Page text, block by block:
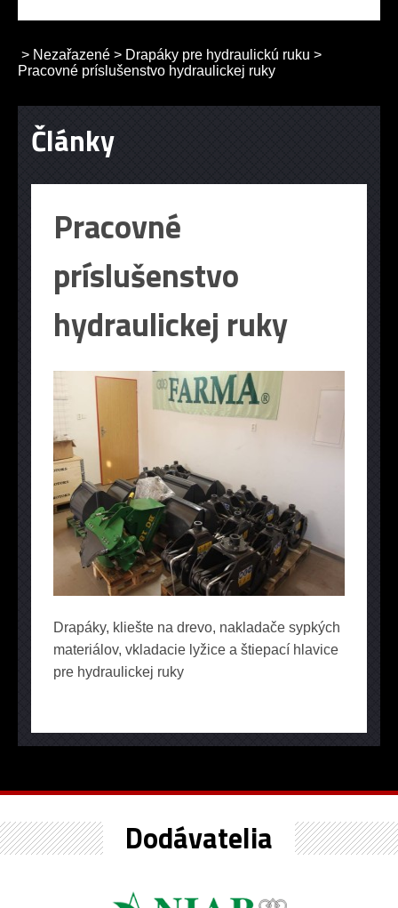
> Nezařazené > Drapáky pre hydraulickú ruku >
Pracovné príslušenstvo hydraulickej ruky
Články
Pracovné
príslušenstvo
hydraulickej ruky
Drapáky, kliešte na drevo, nakladače sypkých
materiálov, vkladacie lyžice a štiepací hlavice
pre hydraulickej ruky
Dodávatelia